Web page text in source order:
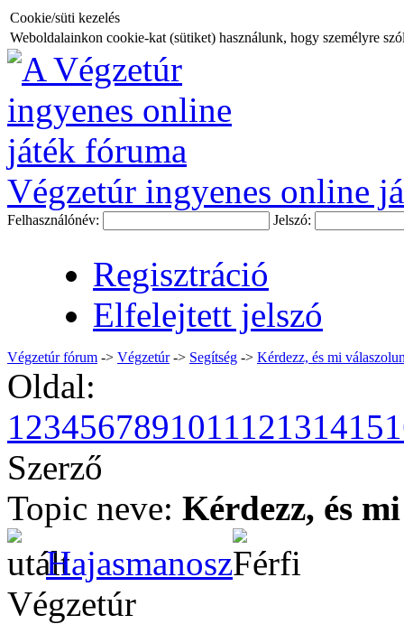
Cookie/süti kezelés
Weboldalainkon cookie-kat (sütiket) használunk, hogy személyre
Végzetúr ingyenes online
Felhasználónév: Jelszó:
Regisztráció
Elfelejtett jelszó
Végzetúr fórum -> Végzetúr-> Segítség -> Kérdezz, és mi
Oldal:
123456789101112131415
Szerző
Topic neve: Kérdezz, és
Hajasmanosz
Végzetúr